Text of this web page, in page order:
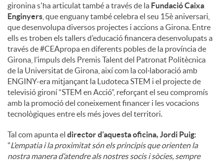
gironina s'ha articulat també a través de la Fundació Caixa
Enginyers , que enguany també celebra el seu 15è aniversari,
que desenvolupa diversos projectes i accions a Girona. Entre
ells es troben els tallers d’educació financera desenvolupats a
través de #CEApropa en diferents pobles de la província de
Girona, l’impuls dels Premis Talent del Patronat Politècnica
de la Universitat de Girona, així com la col·laboració amb
ENGINY-era mitjançant la Ludoteca STEM i el projecte de
televisió gironí “STEM en Acció”, reforçant el seu compromís
amb la promoció del coneixement financer i les vocacions
tecnològiques entre els més joves del territori.
Tal com apunta el director d'aquesta oficina, Jordi Puig:
"L’empatia i la proximitat són els principis que orienten la
nostra manera d’atendre als nostres socis i sòcies, sempre